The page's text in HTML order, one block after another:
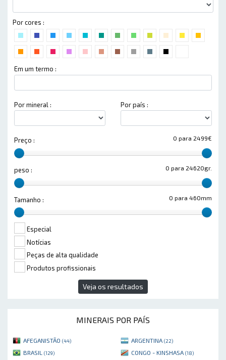
Por cores :
Em um termo :
Por mineral : Por país :
0 para 2499€
Preço :
0 para 24620gr.
peso :
0 para 460mm
Tamanho :
Especial
Notícias
Peças de alta qualidade
Produtos profissionais
Veja os resultados
MINERAIS POR PAÍS
AFEGANISTÃO (44) ARGENTINA (22)
BRASIL (129) CONGO - KINSHASA (18)